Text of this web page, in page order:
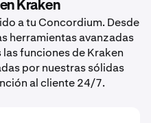
Kraken
a tu Concordium. Desde
herramientas avanzadas
funciones de Kraken
por nuestras sólidas
al cliente 24/7.